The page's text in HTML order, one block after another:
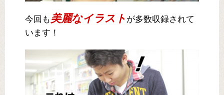
今回も 美麗なイラスト が多数収録されて
います！